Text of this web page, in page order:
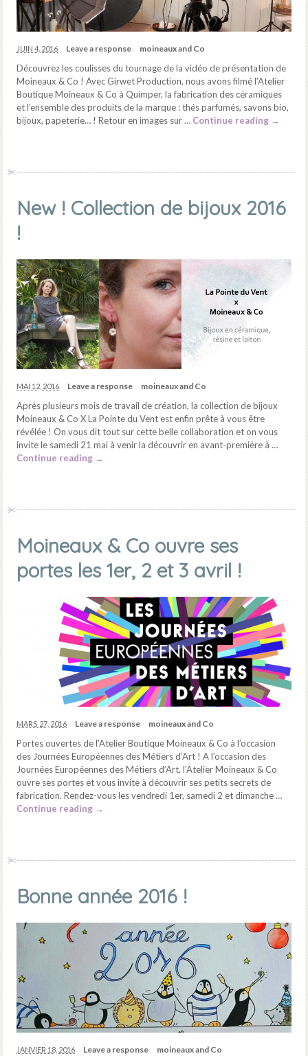
JUIN 4, 2016 Leave a response moineaux and Co
Découvrez les coulisses du tournage de la vidéo de présentation de
Moineaux & Co ! Avec Girwet Production, nous avons filmé l’Atelier
Boutique Moineaux & Co à Quimper, la fabrication des céramiques
et l’ensemble des produits de la marque : thés parfumés, savons bio,
bijoux, papeterie… ! Retour en images sur … Continue reading →
New ! Collection de bijoux 2016
!
MAI 12, 2016 Leave a response moineaux and Co
Après plusieurs mois de travail de création, la collection de bijoux
Moineaux & Co X La Pointe du Vent est enfin prête à vous être
révélée ! On vous dit tout sur cette belle collaboration et on vous
invite le samedi 21 mai à venir la découvrir en avant-première à …
Continue reading →
Moineaux & Co ouvre ses
portes les 1er, 2 et 3 avril !
MARS 27, 2016 Leave a response moineaux and Co
Portes ouvertes de l’Atelier Boutique Moineaux & Co à l’occasion
des Journées Européennes des Métiers d’Art ! A l’occasion des
Journées Européennes des Métiers d’Art, l’Atelier Moineaux & Co
ouvre ses portes et vous invite à découvrir ses petits secrets de
fabrication. Rendez-vous les vendredi 1er, samedi 2 et dimanche …
Continue reading →
Bonne année 2016 !
JANVIER 18, 2016 Leave a response moineaux and Co